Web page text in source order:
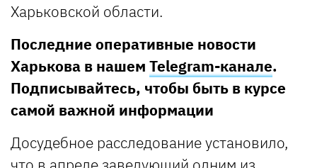
Харьковской области.
Последние оперативные новости
Харькова в нашем Telegram-канале.
Подписывайтесь, чтобы быть в курсе
самой важной информации
Досудебное расследование установило,